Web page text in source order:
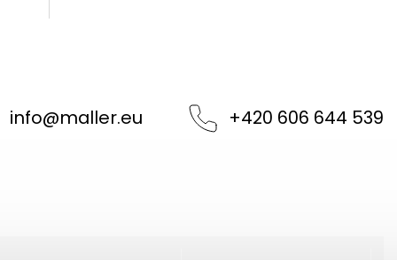
info@maller.eu +420 606 644 539